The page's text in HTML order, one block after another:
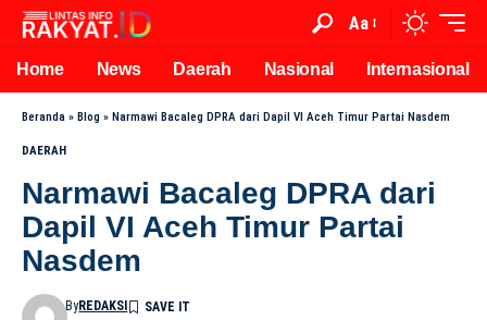
Aa
Home News Daerah Nasional Internasional
Beranda » Blog » Narmawi Bacaleg DPRA dari Dapil VI Aceh Timur Partai Nasdem
DAERAH
Narmawi Bacaleg DPRA dari
Dapil VI Aceh Timur Partai
Nasdem
ByREDAKSI